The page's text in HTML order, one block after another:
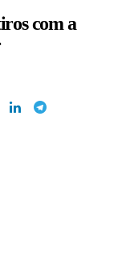
com a